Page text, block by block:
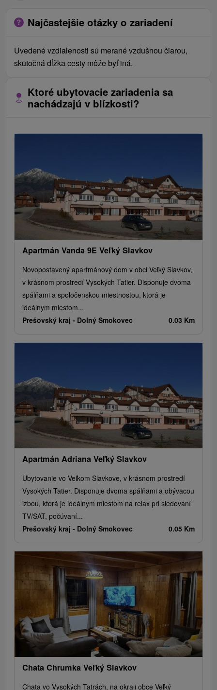
Najčastejšie otázky o zariadení
Uvedené vzdialenosti sú merané vzdušnou čiarou,
skutočná dĺžka cesty môže byť iná.
Ktoré ubytovacie zariadenia sa
nachádzajú v blízkosti?
Apartmán Vanda 9E Veľký Slavkov
Novopostavený apartmánový dom v obci Veľký Slavkov,
v krásnom prostredí Vysokých Tatier. Disponuje dvoma
spálňami a spoločenskou miestnosťou, ktorá je
ideálnym miestom...
Prešovský kraj - Dolný Smokovec 0.03 Km
Apartmán Adriana Veľký Slavkov
Ubytovanie vo Veľkom Slavkove, v krásnom prostredí
Vysokých Tatier. Disponuje dvoma spálňami a obývacou
izbou, ktorá je ideálnym miestom na relax pri sledovaní
TV/SAT, počúvaní...
Prešovský kraj - Dolný Smokovec 0.05 Km
Chata Chrumka Veľký Slavkov
Chata vo Vysokých Tatrách, na okraji obce Veľký